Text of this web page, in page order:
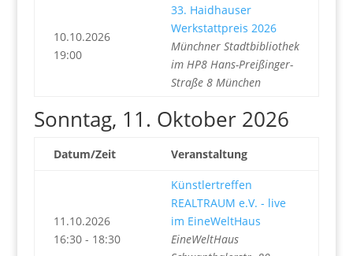
10.10.2026
19:00
33. Haidhauser
Werkstattpreis 2026
Münchner Stadtbibliothek
im HP8 Hans-Preißinger-
Straße 8 München
Sonntag, 11. Oktober 2026
Datum/Zeit Veranstaltung
11.10.2026
16:30 - 18:30
Künstlertreffen
REALTRAUM e.V. - live
im EineWeltHaus
EineWeltHaus